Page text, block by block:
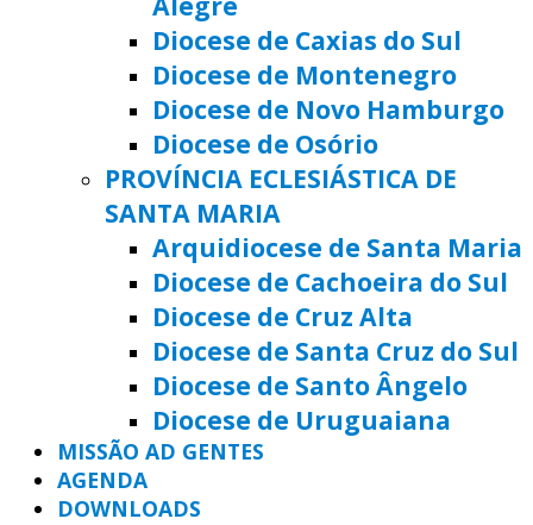
Diocese de Caxias do Sul
Diocese de Montenegro
Diocese de Novo Hamburgo
Diocese de Osório
PROVÍNCIA ECLESIÁSTICA DE
SANTA MARIA
Arquidiocese de Santa Maria
Diocese de Cachoeira do Sul
Diocese de Cruz Alta
Diocese de Santa Cruz do Sul
Diocese de Santo Ângelo
Diocese de Uruguaiana
MISSÃO AD GENTES
AGENDA
DOWNLOADS